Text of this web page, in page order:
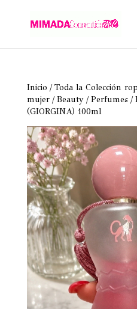
Inicio /Toda la Colección
mujer/Beauty/Perfumes /
(GIORGINA) 100ml